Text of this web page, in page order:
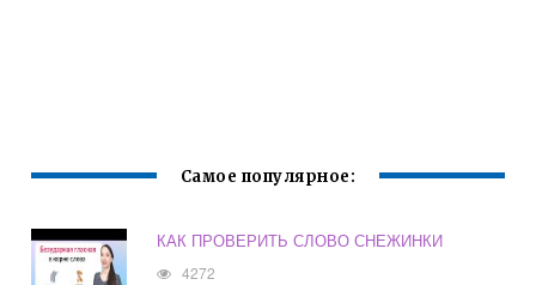
Самое популярное:
КАК ПРОВЕРИТЬ СЛОВО СНЕЖИНКИ
4272